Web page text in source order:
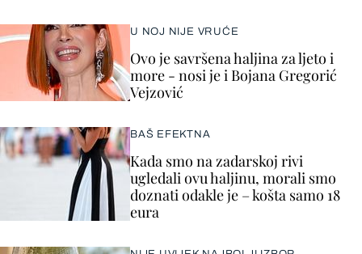
U NOJ NIJE VRUĆE
Ovo je savršena haljina za ljeto i
more - nosi je i Bojana Gregorić
Vejzović
BAŠ EFEKTNA
Kada smo na zadarskoj rivi
ugledali ovu haljinu, morali smo
doznati odakle je – košta samo 18
eura